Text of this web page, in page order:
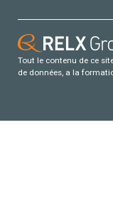
Tout le contenu de ce
de données, a la